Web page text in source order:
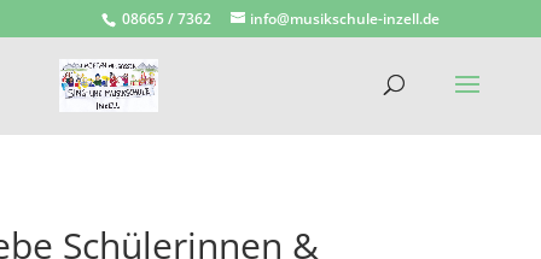
08665 / 7362 info@musikschule-inzell.de
Schülerinnen &